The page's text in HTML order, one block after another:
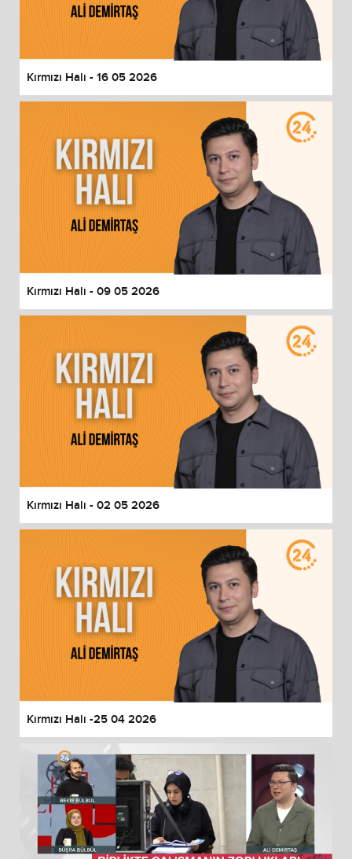
Kırmızı Halı - 16 05 2026
Kırmızı Halı - 09 05 2026
Kırmızı Halı - 02 05 2026
Kırmızı Halı -25 04 2026